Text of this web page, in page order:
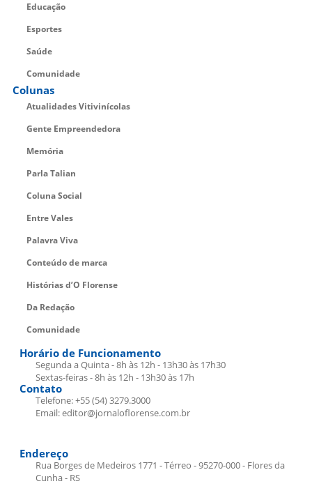
Educação
Esportes
Saúde
Comunidade
Colunas
Atualidades Vitivinícolas
Gente Empreendedora
Memória
Parla Talian
Coluna Social
Entre Vales
Palavra Viva
Conteúdo de marca
Histórias d’O Florense
Da Redação
Comunidade
Horário de Funcionamento
Segunda a Quinta - 8h às 12h - 13h30 às 17h30
Sextas-feiras - 8h às 12h - 13h30 às 17h
Contato
Telefone: +55 (54) 3279.3000
Email: editor@jornaloflorense.com.br
Endereço
Rua Borges de Medeiros 1771 - Térreo - 95270-000 - Flores da
Cunha - RS